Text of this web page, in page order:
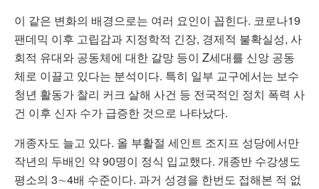
이 같은 변화의 배경으로는 여러 요인이 꼽힌다. 코로나19
팬데믹 이후 고립감과 지정학적 긴장, 경제적 불확실성, 사
회적 유대와 공동체에 대한 갈망 등이 Z세대를 신앙 공동
체로 이끌고 있다는 분석이다. 특히 일부 교구에서는 보수
청년 활동가 찰리 커크 살해 사건 등 전국적인 정치 폭력 사
건 이후 신자 수가 급증한 것으로 나타났다.
개종자도 늘고 있다. 올 부활절 세인트 조지프 성당에서만
작년의 두배인 약 90명이 정식 입교했다. 개종반 수강생도
평소의 3∼4배 수준이다. 과거 성경을 한번도 접해본 적 없